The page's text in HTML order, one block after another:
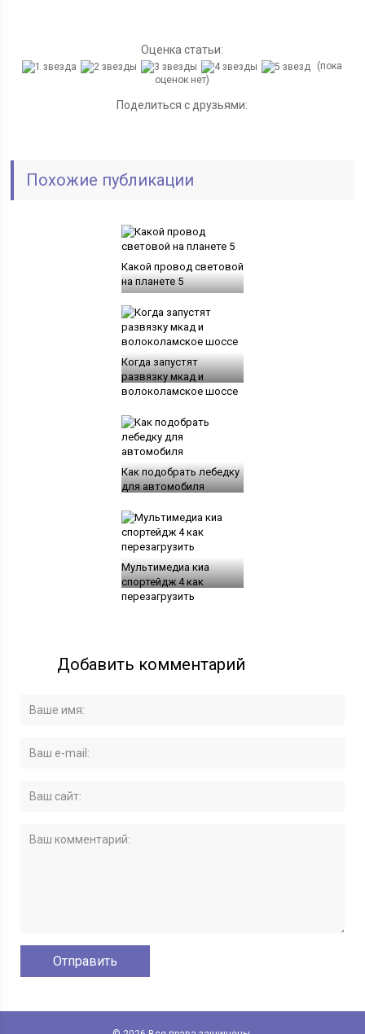
Оценка статьи:
(пока
оценок нет)
Поделиться с друзьями:
Похожие публикации
Какой провод световой
на планете 5
Когда запустят
развязку мкад и
волоколамское шоссе
Как подобрать лебедку
для автомобиля
Мультимедиа киа
спортейдж 4 как
перезагрузить
Добавить комментарий